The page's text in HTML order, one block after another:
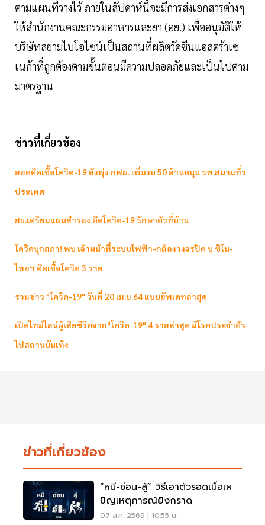
ตามแผนที่วางไว้ ภายในสัปดาห์นี้จะมีการส่งเอกสารต่างๆ
ให้สำนักงานคณะกรรมอาหารและยา (อย.) เพื่ออนุมัติให้
บริษัทสยามไบโอไซน์เป็นสถานที่ผลิตวัคซีนแอสตร้าเซ
เนก้าที่ถูกต้องตามขั้นตอนมีความปลอดภัยและเป็นไปตาม
มาตรฐาน
ข่าวที่เกี่ยวข้อง
ยอดติดเชื้อโควิด-19 ยังพุ่ง กฟผ. เพิ่มงบ 50 ล้านหนุน รพ.สนามทั่ว
ประเทศ
สธ.เตรียมแผนสำรอง ติดโควิด-19 รักษาตัวที่บ้าน
โควิดบุกสภา! พบ เจ้าหน้าที่ระบบไฟฟ้า-กล้องวงจรปิด บ.ซิโน-
ไทยฯ ติดเชื้อโควิด 3 ราย
รวมข่าว "โควิด-19" วันที่ 20 เม.ย.64 แบบอัพเดทล่าสุด
เปิดไทม์ไลน์ผู้เสียชีวิตจาก"โควิด-19" 4 รายล่าสุด มีโรคประจำตัว-
ไปสถานบันเทิง
ข่าวที่เกี่ยวข้อง
“หนี-ซ่อน-สู้” วิธีเอาตัวรอดเมื่อเผ
ขิญเหตุการณ์ยิงกราด
07 ส.ค. 2569 | 10:55 น.